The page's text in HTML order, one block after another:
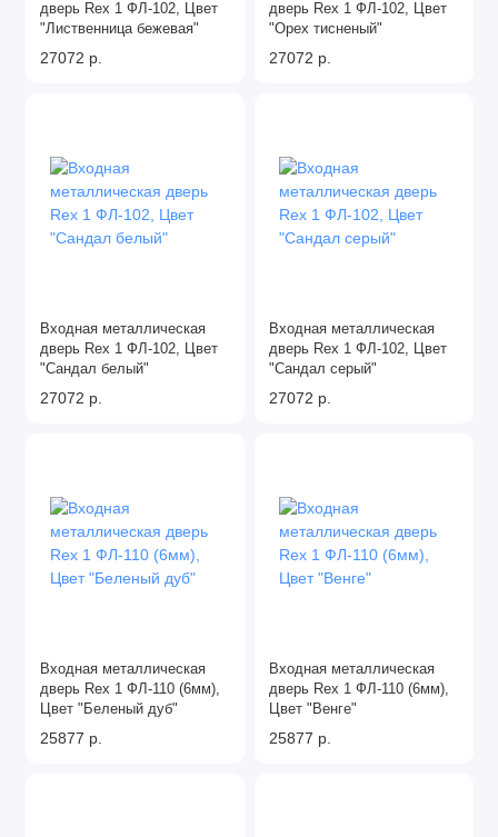
Двери STR
Двери Баяр
Двери Бункер
Двери Интекрон
Двери Лекс
Двери Сенатор
Показать все
дверь Rex 1 ФЛ-102, Цвет
"Лиственница бежевая"
27072 р.
дверь Rex 1 ФЛ-102, Цвет
"Орех тисненый"
27072 р.
Входная металлическая
дверь Rex 1 ФЛ-102, Цвет
"Сандал белый"
27072 р.
Входная металлическая
дверь Rex 1 ФЛ-102, Цвет
"Сандал серый"
27072 р.
Входная металлическая
дверь Rex 1 ФЛ-110 (6мм),
Цвет "Беленый дуб"
25877 р.
Входная металлическая
дверь Rex 1 ФЛ-110 (6мм),
Цвет "Венге"
25877 р.